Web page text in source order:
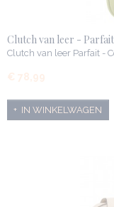
Clutch van leer - Parfait
Clutch van leer Parfait -
€ 78,99
IN WINKELWAGEN